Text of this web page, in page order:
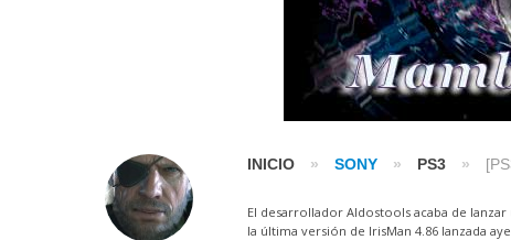
INICIO » SONY » PS3 »
El desarrollador Aldostools acaba de
la última versión de IrisMan 4.86 lanzada